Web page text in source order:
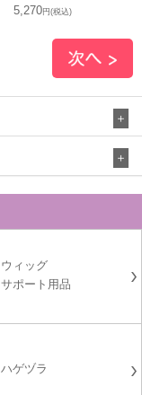
5,270円(税込)
ウィッグ
サポート用品
ハゲヅラ